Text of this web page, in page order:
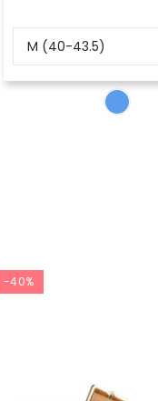
-40%